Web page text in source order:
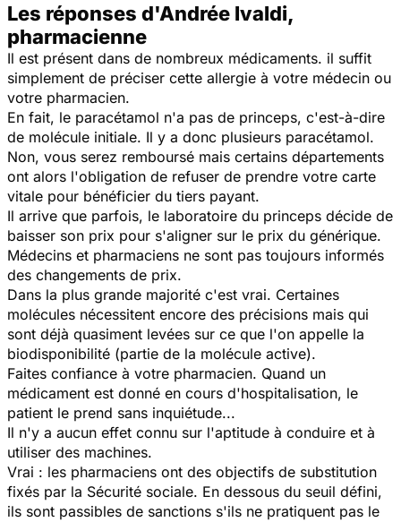
Les réponses d'Andrée Ivaldi,
pharmacienne
Il est présent dans de nombreux médicaments. il suffit
simplement de préciser cette allergie à votre médecin ou
votre pharmacien.
En fait, le paracétamol n'a pas de princeps, c'est-à-dire
de molécule initiale. Il y a donc plusieurs paracétamol.
Non, vous serez remboursé mais certains départements
ont alors l'obligation de refuser de prendre votre carte
vitale pour bénéficier du tiers payant.
Il arrive que parfois, le laboratoire du princeps décide de
baisser son prix pour s'aligner sur le prix du générique.
Médecins et pharmaciens ne sont pas toujours informés
des changements de prix.
Dans la plus grande majorité c'est vrai. Certaines
molécules nécessitent encore des précisions mais qui
sont déjà quasiment levées sur ce que l'on appelle la
biodisponibilité (partie de la molécule active).
Faites confiance à votre pharmacien. Quand un
médicament est donné en cours d'hospitalisation, le
patient le prend sans inquiétude...
Il n'y a aucun effet connu sur l'aptitude à conduire et à
utiliser des machines.
Vrai : les pharmaciens ont des objectifs de substitution
fixés par la Sécurité sociale. En dessous du seuil défini,
ils sont passibles de sanctions s'ils ne pratiquent pas le